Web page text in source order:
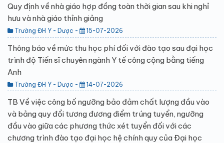
Quy định về nhà giáo hợp đồng toàn thời gian sau khi nghỉ
hưu và nhà giáo thỉnh giảng
Trường ĐH Y - Dược - 15-07-2026
Thông báo về mức thu học phí đối với đào tạo sau đại học
trình độ Tiến sĩ chuyên ngành Y tế công cộng bằng tiếng
Anh
Trường ĐH Y - Dược - 14-07-2026
TB Về việc công bố ngưỡng bảo đảm chất lượng đầu vào
và bảng quy đổi tương đương điểm trúng tuyển, ngưỡng
đầu vào giữa các phương thức xét tuyển đối với các
chương trình đào tạo đại học hệ chính quy của Đại học